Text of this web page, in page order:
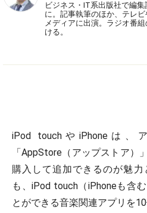
ビジネス・IT系出版社で編
に。記事執筆のほか、テレ
メディアに出演。ラジオ番
ける。
iPod touchやiPhoneは
「AppStore（アップストア）
購入して追加できるのが魅
も、iPod touch（iPhoneも含
とができる音楽関連アプリを